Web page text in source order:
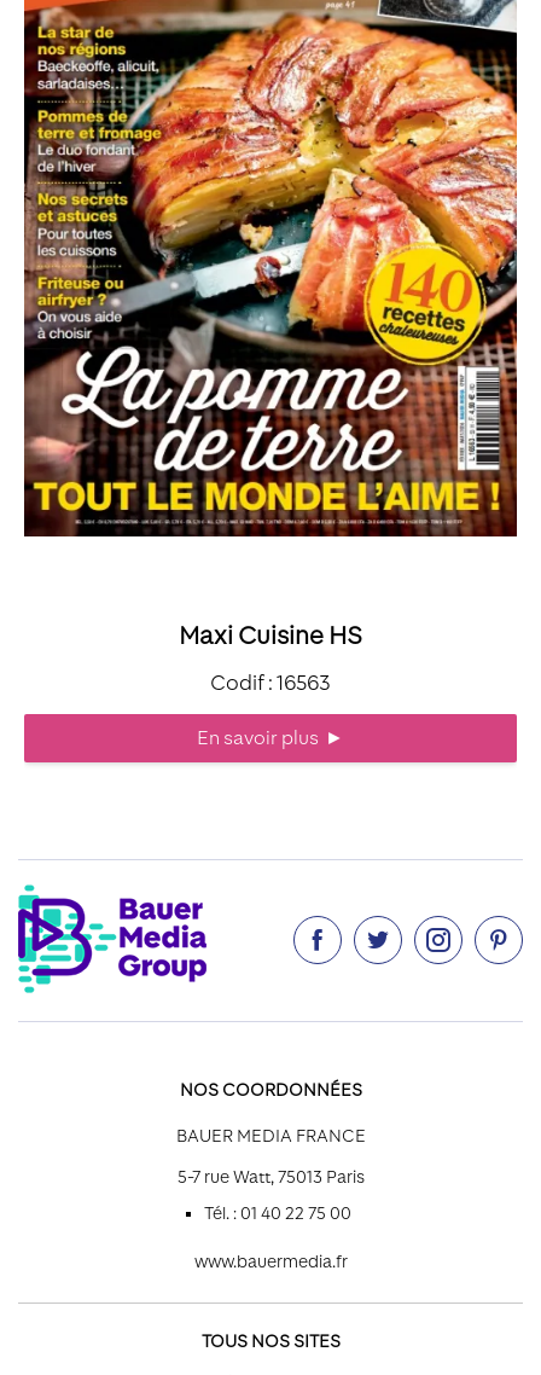
Maxi Cuisine HS
Codif : 16563
En savoir plus ►
   
NOS COORDONNÉES
BAUER MEDIA FRANCE
5-7 rue Watt, 75013 Paris
Tél. : 01 40 22 75 00
www.bauermedia.fr
TOUS NOS SITES